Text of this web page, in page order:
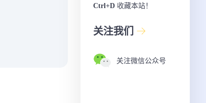
Ctrl+D 收藏本站！
关注我们
关注微信公众号